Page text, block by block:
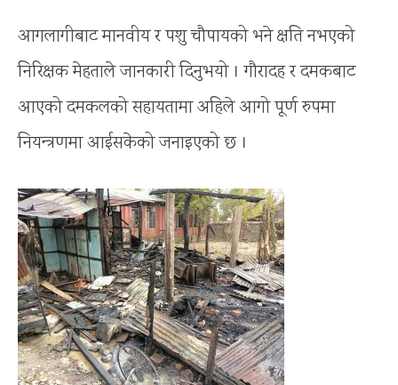
आगलागीबाट मानवीय र पशु चौपायको भने क्षति नभएको
निरिक्षक मेहताले जानकारी दिनुभयो । गौरादह र दमकबाट
आएको दमकलको सहायतामा अहिले आगो पूर्ण रुपमा
नियन्त्रणमा आईसकेको जनाइएको छ ।